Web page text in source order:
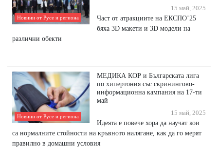
Новини от Русе и региона
15 май, 2025
Част от атракциите на ЕКСПО’25
бяха 3D макети и 3D модели на
различни обекти
Новини от Русе и региона
МЕДИКА КОР и Българската лига
по хипертония със скринингово-
информационна кампания на 17-ти
май
15 май, 2025
Идеята е повече хора да научат кои
са нормалните стойности на кръвното налягане, как да го мерят
правилно в домашни условия